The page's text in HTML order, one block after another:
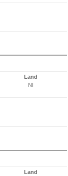
Land
NI
Land